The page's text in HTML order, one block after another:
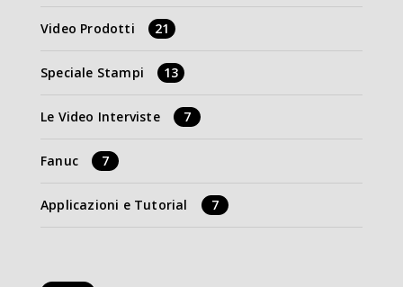
Video Prodotti 21
Speciale Stampi 13
Le Video Interviste 7
Fanuc 7
Applicazioni e Tutorial 7